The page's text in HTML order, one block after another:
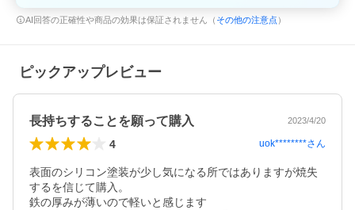
AI回答の正確性や商品の効果は保証されません（ その他の注意点 ）
ピックアップレビュー
長持ちすることを願って購入 2023/4/20
4 uok********さん
表面のシリコン塗装が少し気になる所ではありますが焼失
するを信じて購入。
鉄の厚みが薄いので軽いと感じます